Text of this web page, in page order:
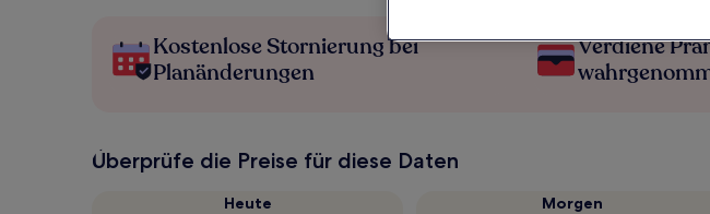
Kostenlose Stornierung bei
Planänderungen
Verdiene
Überprüfe die Preise für diese Daten
Heute
Morgen